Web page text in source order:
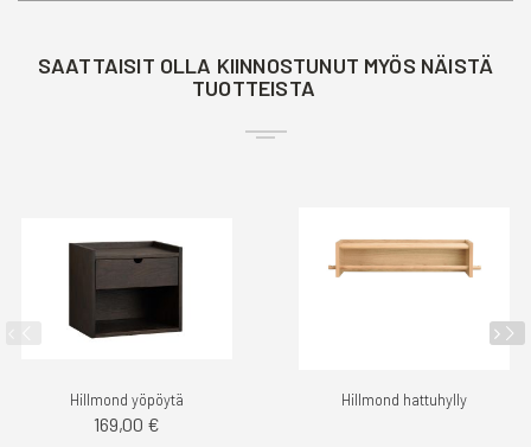
SAATTAISIT OLLA KIINNOSTUNUT MYÖS NÄISTÄ
TUOTTEISTA
Hillmond yöpöytä
169,00 €
Hillmond hattuhylly